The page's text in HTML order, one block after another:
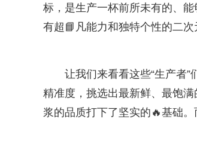
标，是生产一杯前所未有的、
有超📘凡能力和独特个性的二
让我们来看看这些“生产者
精准度，挑选出最新鲜、最饱
浆的品质打下了坚实的🔥基础。